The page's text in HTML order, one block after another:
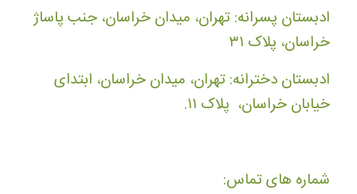
ادبستان پسرانه: تهران، میدان خراسان، جنب پاساژ
خراسان، پلاک ۳۱
ادبستان دخترانه: تهران، میدان خراسان، ابتدای
خیابان خراسان، پلاک ۱۱.
شماره های تماس: